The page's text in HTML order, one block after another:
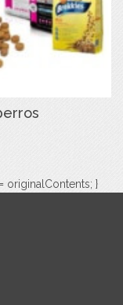
originalContents; }